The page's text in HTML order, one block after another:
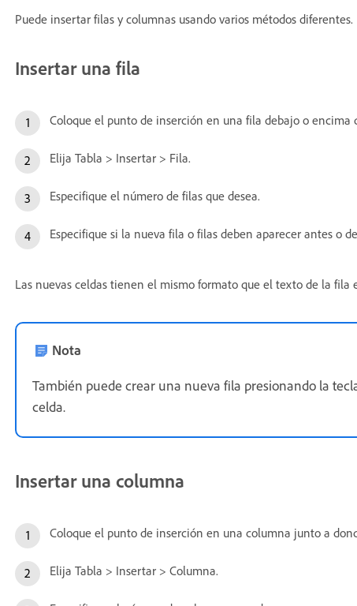
Puede insertar filas y columnas usando varios métodos diferentes.
Insertar una fila
Coloque el punto de inserción en una fila debajo o encima
Elija Tabla > Insertar > Fila.
Especifique el número de filas que desea.
Especifique si la nueva fila o filas deben aparecer antes o
Las nuevas celdas tienen el mismo formato que el texto de la fila
Nota
También puede crear una nueva fila presionando la
celda.
Insertar una columna
Coloque el punto de inserción en una columna junto a
Elija Tabla > Insertar > Columna.